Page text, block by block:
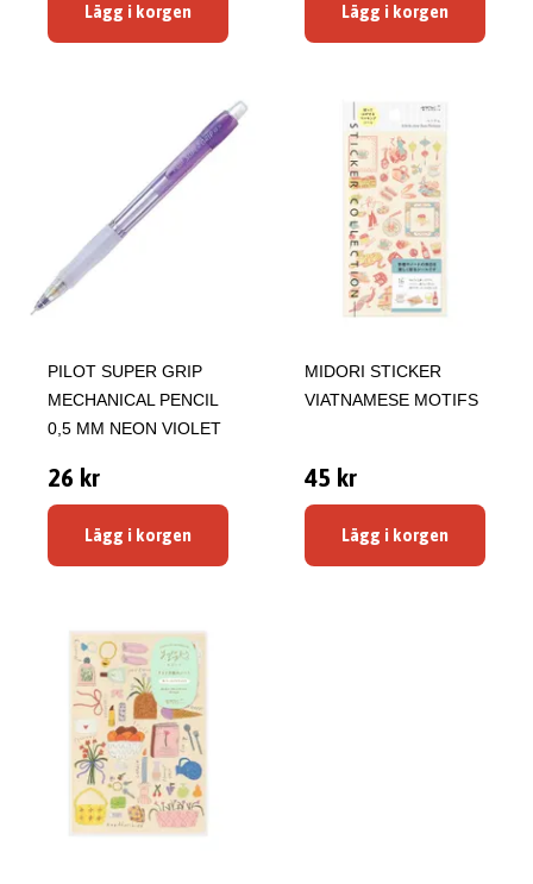
Lägg i korgen Lägg i korgen
PILOT SUPER GRIP
MECHANICAL PENCIL
0,5 MM NEON VIOLET
26 kr
Lägg i korgen
MIDORI STICKER
VIATNAMESE MOTIFS
45 kr
Lägg i korgen